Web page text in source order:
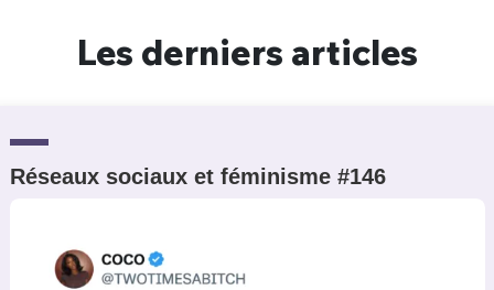
Les derniers articles
Réseaux sociaux et féminisme #146
Un Thread